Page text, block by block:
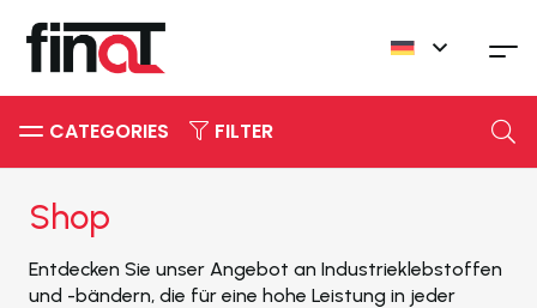
FILTER
Shop
Entdecken Sie unser Angebot an Industrieklebstoffen
und -bändern, die für eine hohe Leistung in jeder